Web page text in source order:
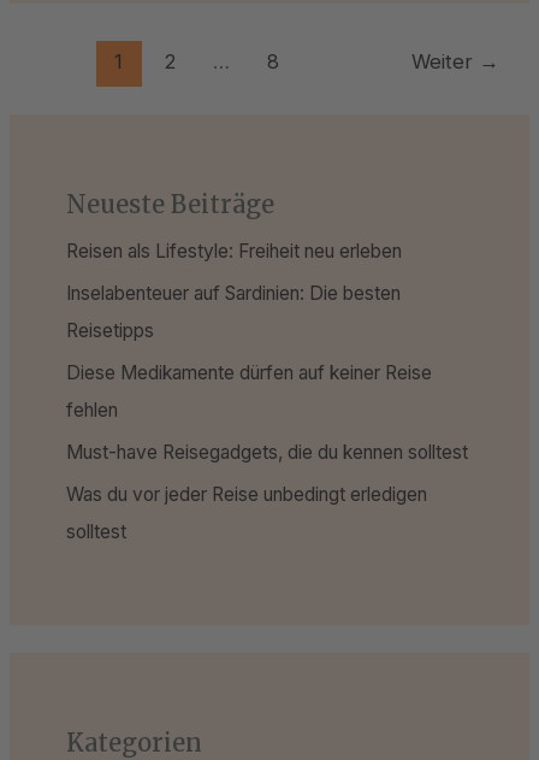
1 2 … 8 Weiter →
Neueste Beiträge
Reisen als Lifestyle: Freiheit neu erleben
Inselabenteuer auf Sardinien: Die besten
Reisetipps
Diese Medikamente dürfen auf keiner Reise
fehlen
Must-have Reisegadgets, die du kennen solltest
Was du vor jeder Reise unbedingt erledigen
solltest
Kategorien